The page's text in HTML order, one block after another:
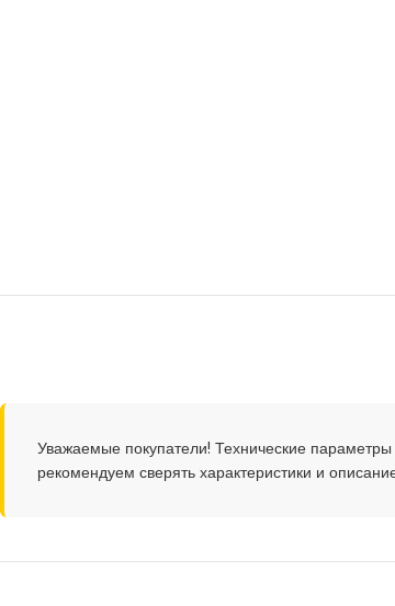
Уважаемые покупатели! Технические
рекомендуем сверять характеристики и